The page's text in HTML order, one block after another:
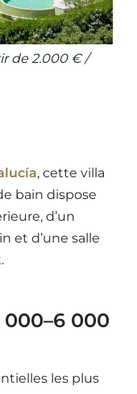
de 2.000 € /
, cette villa
bain dispose
d’un
et d’une salle
000–6 000
les plus